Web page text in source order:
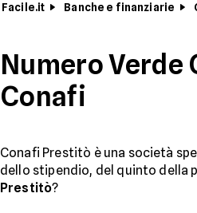
Facile.it Banche e finanziarie
Numero
Conafi
Conafi Prestitò è una società
dello stipendio, del quinto della
Prestitò?